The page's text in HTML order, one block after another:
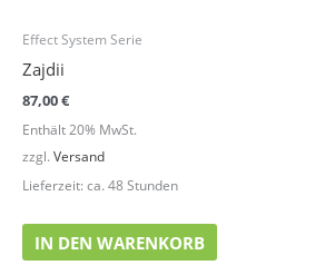
Effect System Serie
Zajdii
87,00€
Enthält 20% MwSt.
zzgl. Versand
Lieferzeit: ca. 48 Stunden
IN DEN WARENKORB